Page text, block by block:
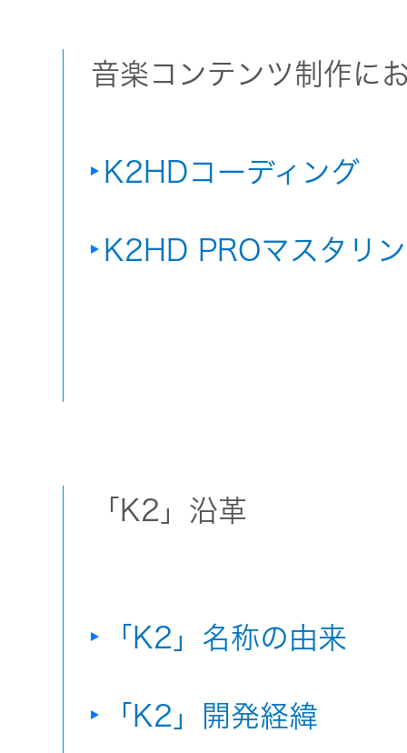
音楽コンテンツ制作に
K2HDコーディング
K2HD PROマスタリ
「K2」沿革
「K2」名称の由来
「K2」開発経緯